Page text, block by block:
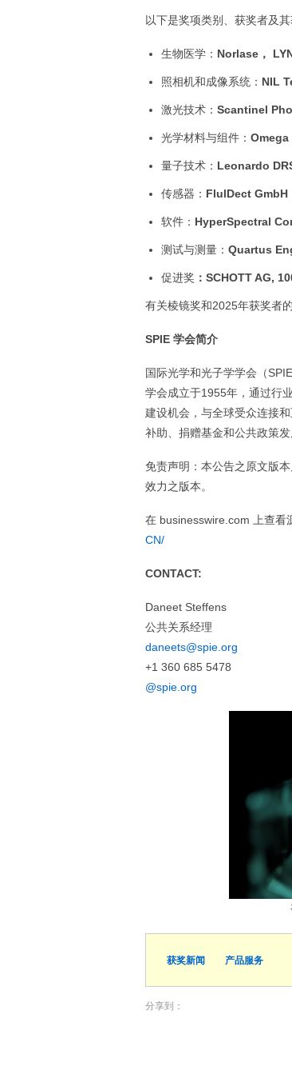
以下是奖项类别、获奖者及
生物医学： Norlase ，
照相机和成像系统： NIL
激光技术： Scantinel
光学材料与组件：
量子技术： Leonardo
传感器： FlulDect GmbH
软件： HyperSpectral
测试与测量： Quartus
促进奖 ：SCHOTT AG,
有关棱镜奖和2025年获奖者
SPIE 学会简介
国际光学和光子学学会（
学会成立于1955年，通过行
建设机会，与全球受众连接
补助、捐赠基金和公共政策
免责声明：本公告之原文版
效力之版本。
在 businesswire.com 上查看
CN/
CONTACT:
Daneet Steffens
公共关系经理
daneets@spie.org
+1 360 685 5478
@spie.org
获奖新闻 产品服务
分享到：